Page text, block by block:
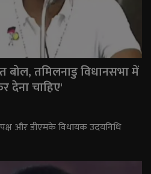
बोल, तमिलनाडु विधानसभा में
देना चाहिए'
और डीएमके विधायक उदयनिधि